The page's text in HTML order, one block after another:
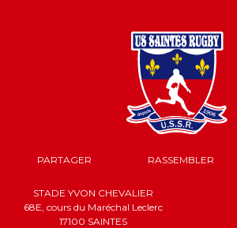
PARTAGER RASSEMBLER
STADE YVON CHEVALIER
68E, cours du Maréchal Leclerc
17100 SAINTES